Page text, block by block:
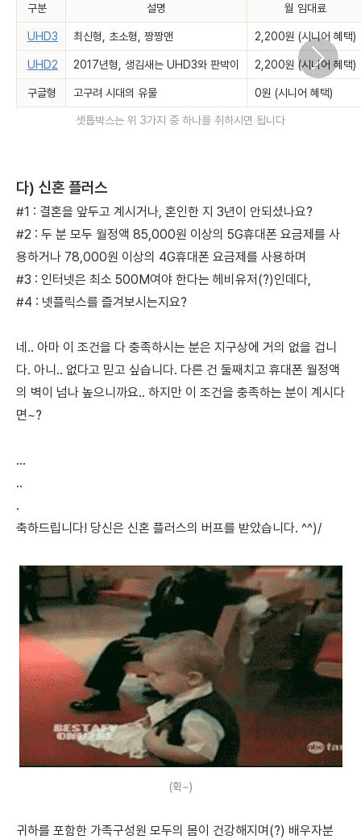
구분 설명 월 임대료
UHD3 최신형, 초소형, 짱짱맨 2,200원 (시니어 혜택)
UHD2 2017년형, 생김새는 UHD3와 판박이 2,200원 (시니어 혜택)
구글형 고구려 시대의 유물 0원 (시니어 혜택)
셋톱박스는 위 3가지 중 하나를 취하시면 됩니다
다) 신혼 플러스
#1 : 결혼을 앞두고 계시거나, 혼인한 지 3년이 안되셨나요?
#2 : 두 분 모두 월정액 85,000원 이상의 5G휴대폰 요금제를 사
용하거나 78,000원 이상의 4G휴대폰 요금제를 사용하며
#3 : 인터넷은 최소 500M여야 한다는 헤비유저(?)인데다,
#4 : 넷플릭스를 즐겨보시는지요?
네.. 아마 이 조건을 다 충족하시는 분은 지구상에 거의 없을 겁니
다. 아니.. 없다고 믿고 싶습니다. 다른 건 둘째치고 휴대폰 월정액
의 벽이 넘나 높으니까요.. 하지만 이 조건을 충족하는 분이 계시다
면~?
...
..
.
축하드립니다! 당신은 신혼 플러스의 버프를 받았습니다. ^^)/
(휙~)
귀하를 포함한 가족구성원 모두의 몸이 건강해지며(?) 배우자분